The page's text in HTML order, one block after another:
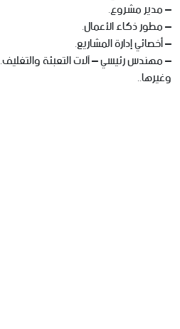
– مدير مشروع.
– مطور ذكاء الأعمال.
– أخصائي إدارة المشاريع.
– مهندس رئيسي – آلات التعبئة والتغليف.
وغيرها..